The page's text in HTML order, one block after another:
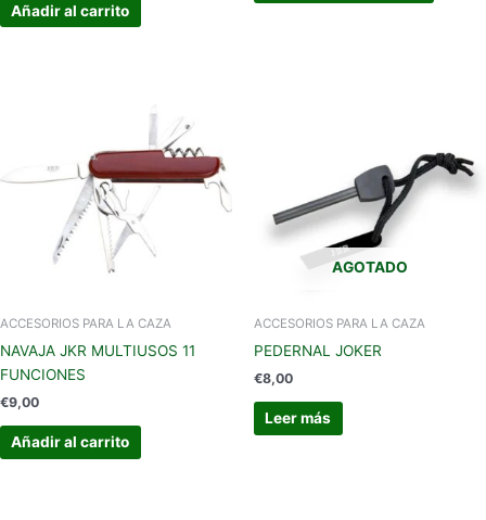
Añadir al carrito
ACCESORIOS PARA LA CAZA
NAVAJA JKR MULTIUSOS 11
FUNCIONES
€9,00
Añadir al carrito
AGOTADO
ACCESORIOS PARA LA CAZA
PEDERNAL JOKER
€8,00
Leer más